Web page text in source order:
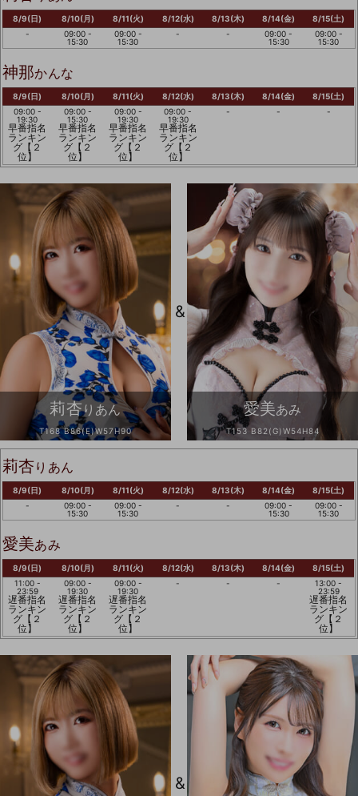
8/9(日)
-
8/10(月)
09:00 -
15:30
8/11(火)
09:00 -
15:30
8/12(水)
-
8/13(木)
-
8/14(金)
09:00 -
15:30
8/15(土)
09:00 -
15:30
神那かんな
8/9(日)
09:00 -
19:30
早番指名
ランキン
グ【２
位】
8/10(月)
09:00 -
15:30
早番指名
ランキン
グ【２
位】
8/11(火)
09:00 -
19:30
早番指名
ランキン
グ【２
位】
8/12(水)
09:00 -
19:30
早番指名
ランキン
グ【２
位】
8/13(木)
-
8/14(金)
-
8/15(土)
-
莉杏りあん
T168 B86(E)W57H90
&
愛美あみ
T153 B82(G)W54H84
莉杏りあん
8/9(日)
-
8/10(月)
09:00 -
15:30
8/11(火)
09:00 -
15:30
8/12(水)
-
8/13(木)
-
8/14(金)
09:00 -
15:30
8/15(土)
09:00 -
15:30
愛美あみ
8/9(日)
11:00 -
23:59
遅番指名
ランキン
グ【２
位】
8/10(月)
09:00 -
19:30
遅番指名
ランキン
グ【２
位】
8/11(火)
09:00 -
19:30
遅番指名
ランキン
グ【２
位】
8/12(水)
-
8/13(木)
-
8/14(金)
-
8/15(土)
13:00 -
23:59
遅番指名
ランキン
グ【２
位】
&